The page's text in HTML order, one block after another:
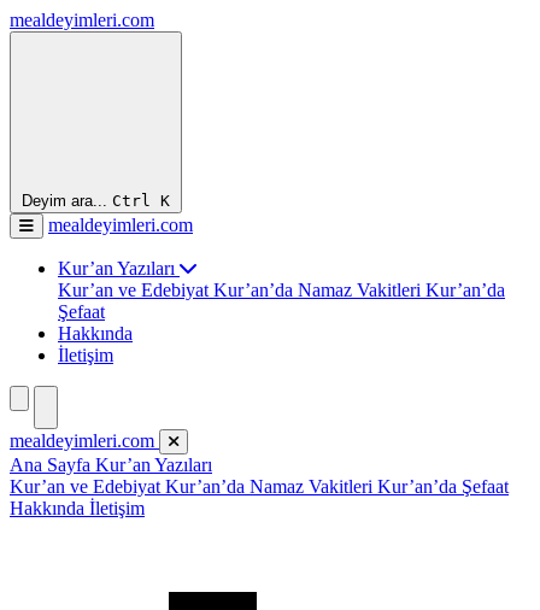
mealdeyimleri.com
Deyim ara... Ctrl K
mealdeyimleri.com
Kur’an Yazıları
Kur’an ve Edebiyat Kur’an’da Namaz Vakitleri Kur’an’da
Şefaat
Hakkında
İletişim
mealdeyimleri.com
Ana Sayfa Kur’an Yazıları
Kur’an ve Edebiyat Kur’an’da Namaz Vakitleri Kur’an’da Şefaat
Hakkında İletişim